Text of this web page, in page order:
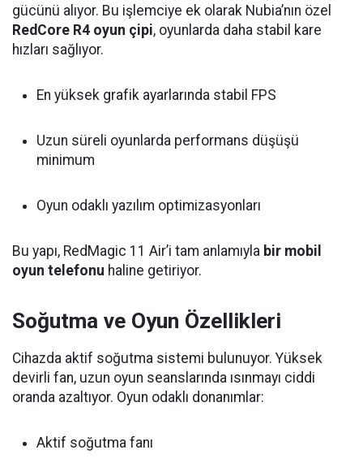
gücünü alıyor. Bu işlemciye ek olarak Nubia’nın özel
RedCore R4 oyun çipi, oyunlarda daha stabil kare
hızları sağlıyor.
En yüksek grafik ayarlarında stabil FPS
Uzun süreli oyunlarda performans düşüşü
minimum
Oyun odaklı yazılım optimizasyonları
Bu yapı, RedMagic 11 Air’i tam anlamıyla bir mobil
oyun telefonu haline getiriyor.
Soğutma ve Oyun Özellikleri
Cihazda aktif soğutma sistemi bulunuyor. Yüksek
devirli fan, uzun oyun seanslarında ısınmayı ciddi
oranda azaltıyor. Oyun odaklı donanımlar:
Aktif soğutma fanı